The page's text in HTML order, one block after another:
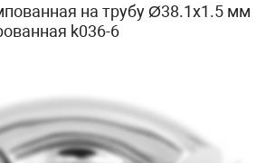
на трубу Ø38.1х1.5 мм
k036-6